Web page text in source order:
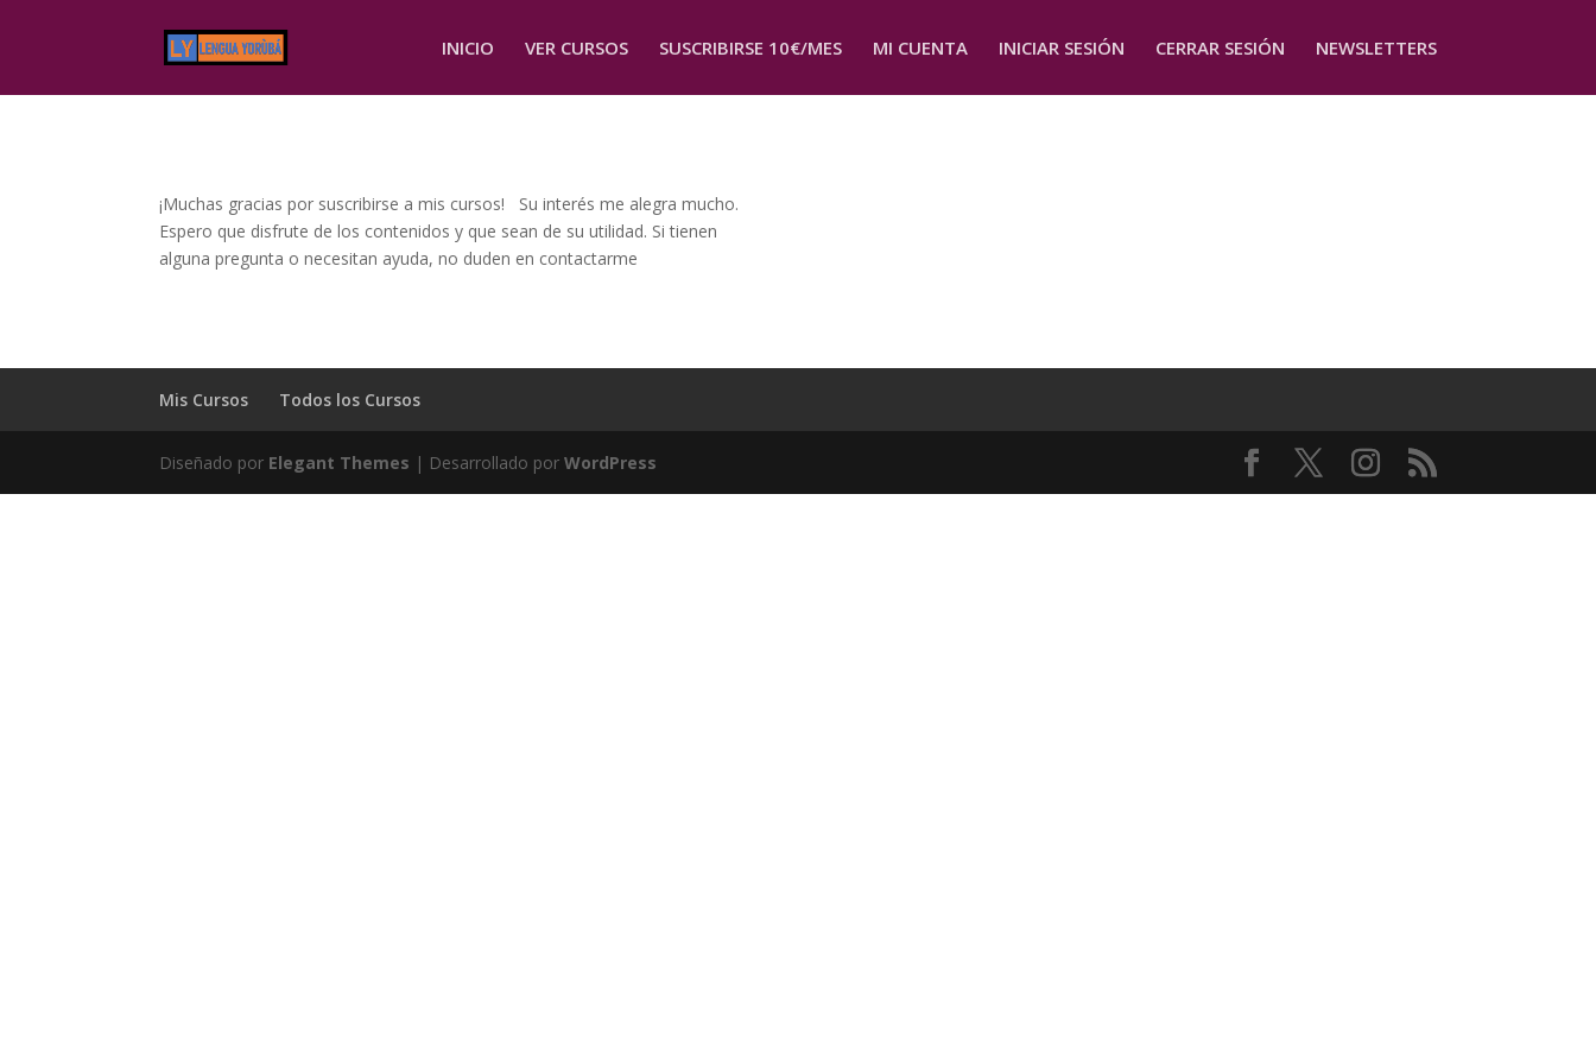
INICIO VER CURSOS SUSCRIBIRSE 10€/MES MI CUENTA INICIAR SESIÓN CERRAR SESIÓN NEWSLETTERS
¡Muchas gracias por suscribirse a mis cursos! Su interés me alegra mucho.
Espero que disfrute de los contenidos y que sean de su utilidad. Si tienen
alguna pregunta o necesitan ayuda, no duden en contactarme
Mis Cursos Todos los Cursos
Diseñado por Elegant Themes | Desarrollado porWordPress